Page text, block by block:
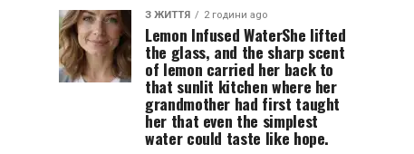
З ЖИТТЯ 2 години ago
Lemon Infused WaterShe lifted
the glass, and the sharp scent
of lemon carried her back to
that sunlit kitchen where her
grandmother had first taught
her that even the simplest
water could taste like hope.